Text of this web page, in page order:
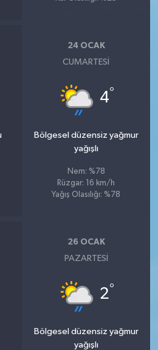
24 OCAK
CUMARTESI
4°
Bölgesel düzensiz yağmur
yağışlı
Nem: %78
Rüzgar: 16 km/h
Yağış Olasılığı: %78
26 OCAK
PAZARTESI
2°
Bölgesel düzensiz yağmur
yağışlı